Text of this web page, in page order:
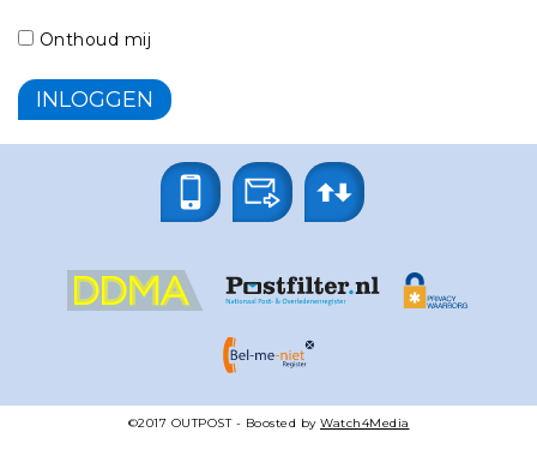
Onthoud mij
©2017 OUTPOST- Boosted by Watch4Media